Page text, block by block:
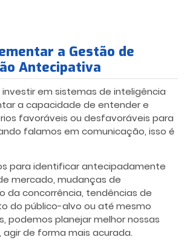
a Gestão de
Antecipativa
em sistemas de inteligência
a capacidade de entender e
favoráveis ou desfavoráveis para
falamos em comunicação, isso é
para identificar antecipadamente
mercado, mudanças de
da concorrência, tendências de
do público-alvo ou até mesmo
podemos planejar melhor nossas
agir de forma mais acurada.